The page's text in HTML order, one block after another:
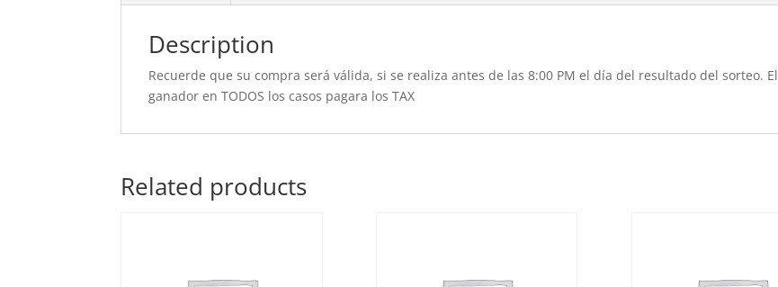
Description
Recuerde que su compra será válida, si se realiza antes de las 8:00 PM el día del resultado del sorteo. El
ganador en TODOS los casos pagara los TAX
Related products